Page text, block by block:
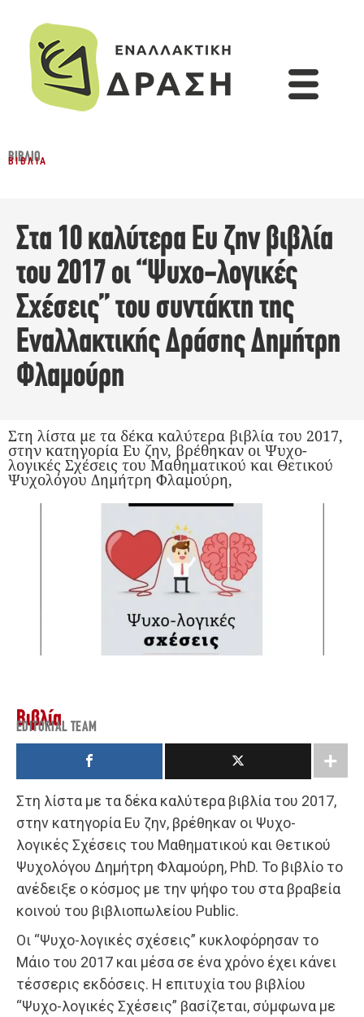
ΒΙΒΛΊΟ
ΒΙΒΛΊΑ
Στα 10 καλύτερα Ευ ζην βιβλία
του 2017 οι “Ψυχο-λογικές
Σχέσεις” του συντάκτη της
Εναλλακτικής Δράσης Δημήτρη
Φλαμούρη
Στη λίστα με τα δέκα καλύτερα βιβλία του 2017,
στην κατηγορία Ευ ζην, βρέθηκαν οι Ψυχο-
λογικές Σχέσεις του Μαθηματικού και Θετικού
Ψυχολόγου Δημήτρη Φλαμούρη,
Βιβλία
EDITORIAL TEAM
Στη λίστα με τα δέκα καλύτερα βιβλία του 2017,
στην κατηγορία Ευ ζην, βρέθηκαν οι Ψυχο-
λογικές Σχέσεις του Μαθηματικού και Θετικού
Ψυχολόγου Δημήτρη Φλαμούρη, PhD. Το βιβλίο το
ανέδειξε ο κόσμος με την ψήφο του στα βραβεία
κοινού του βιβλιοπωλείου Public.
Οι “Ψυχο-λογικές σχέσεις” κυκλοφόρησαν το
Μάιο του 2017 και μέσα σε ένα χρόνο έχει κάνει
τέσσερις εκδόσεις. Η επιτυχία του βιβλίου
“Ψυχο-λογικές Σχέσεις” βασίζεται, σύμφωνα με